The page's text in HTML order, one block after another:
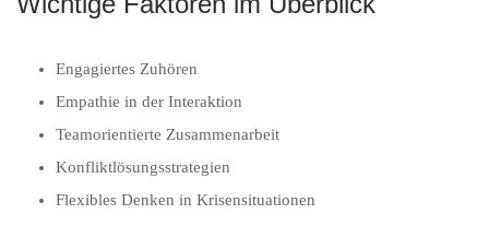
Engagiertes Zuhören
Empathie in der Interaktion
Teamorientierte Zusammenarbeit
Konfliktlösungsstrategien
Flexibles Denken in Krisensituationen